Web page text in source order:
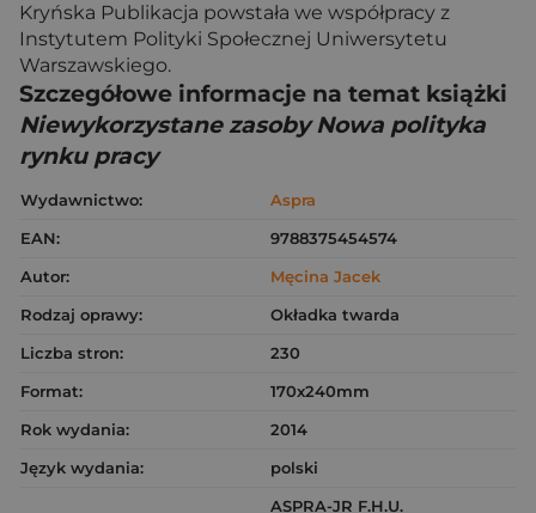
Kryńska Publikacja powstała we współpracy z
Instytutem Polityki Społecznej Uniwersytetu
Warszawskiego.
Szczegółowe informacje na temat książki
Niewykorzystane zasoby Nowa polityka
rynku pracy
Wydawnictwo:
Aspra
EAN:
9788375454574
Autor:
Męcina Jacek
Rodzaj oprawy:
Okładka twarda
Liczba stron:
230
Format:
170x240mm
Rok wydania:
2014
Język wydania:
polski
ASPRA-JR F.H.U.